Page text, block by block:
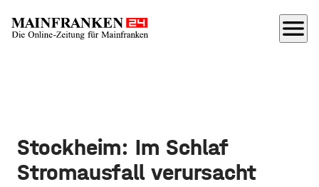
menu
Stockheim: Im Schlaf
Stromausfall verursacht